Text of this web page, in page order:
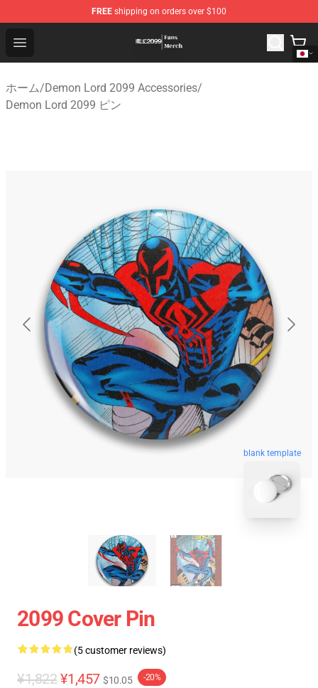
FREE shipping on orders over $100
Open menu
Demon Lord 2099 Store - Official Demon Lord 2099
ホーム/Demon Lord 2099 Accessories/
Demon Lord 2099 ピン
blank template
2099 Cover Pin
(5 customer reviews)
¥1,822 ¥1,457 $10.05 -20%